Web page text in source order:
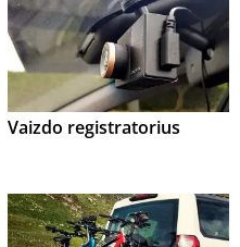
Vaizdo registratorius